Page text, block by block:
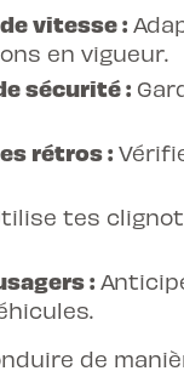
vitesse :
en vigueur.
sécurité :
rétros :
tes
:
de